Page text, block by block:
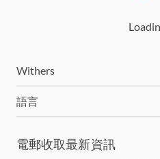
Withers
語言
電郵收取最新資訊